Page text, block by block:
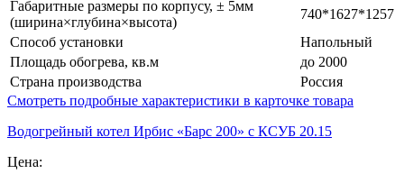
Габаритные размеры по корпусу, ± 5мм
(ширина×глубина×высота)
740*1627*1257
Способ установки
Напольный
Площадь обогрева, кв.м
до 2000
Страна производства
Россия
Смотреть подробные характеристики в карточке товара
Водогрейный котел Ирбис «Барс 200» с КСУБ 20.15
Цена: